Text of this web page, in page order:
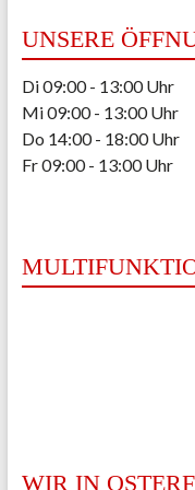
UNSERE
Di 09:00 - 13:00 Uhr
Mi 09:00 - 13:00 Uhr
Do 14:00 - 18:00 Uhr
Fr 09:00 - 13:00 Uhr
WIR IN